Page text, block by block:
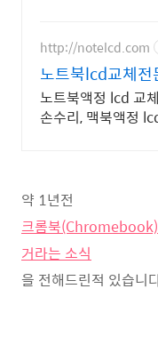
http://notelcd.com
노트북lcd교체전
노트북액정 lcd 교
손수리, 맥북액정
약 1년전
크롬북(Chromebook)
거라는 소식
을 전해드린적 있습니